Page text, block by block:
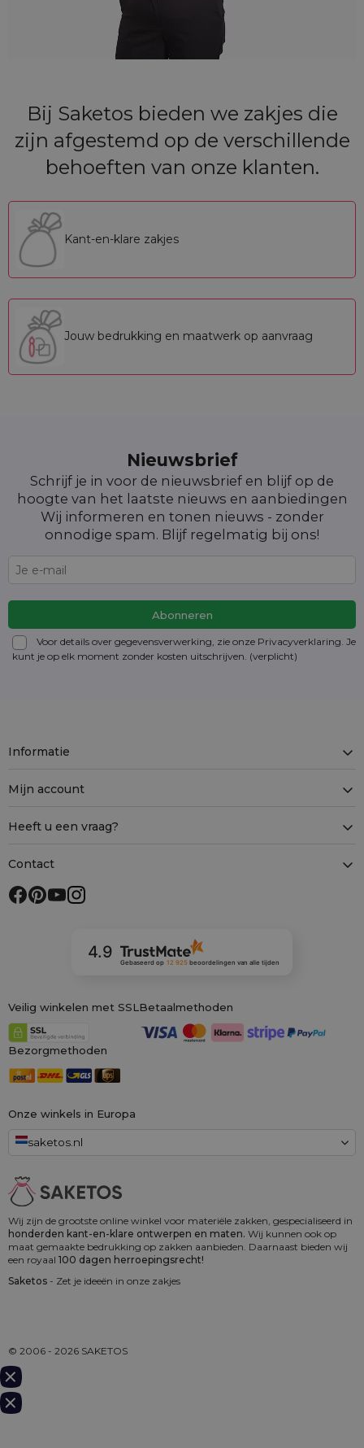
Bij Saketos bieden we zakjes die
zijn afgestemd op de verschillende
behoeften van onze klanten.
Kant-en-klare zakjes
Jouw bedrukking en maatwerk op aanvraag
Nieuwsbrief
Schrijf je in voor de nieuwsbrief en blijf op de
hoogte van het laatste nieuws en aanbiedingen
Wij informeren en tonen nieuws - zonder
onnodige spam. Blijf regelmatig bij ons!
Voor details over gegevensverwerking, zie onze Privacyverklaring. Je
kunt je op elk moment zonder kosten uitschrijven . (verplicht)
Wij zijn de grootste online winkel voor materiële zakken, gespecialiseerd in
honderden kant-en-klare ontwerpen en maten. Wij kunnen ook op
maat gemaakte bedrukking op zakken aanbieden. Daarnaast bieden wij
een royaal 100 dagen herroepingsrecht!
Saketos - Zet je ideeën in onze zakjes
Onze winkels in Europa
saketos.nl
Informatie
Mijn account
Heeft u een vraag?
Contact
4.9
Gebaseerd op 12 925 beoordelingenvan alle tijden
Veilig winkelen met SSL Betaalmethoden
Bezorgmethoden
© 2006 - 2026 SAKETOS